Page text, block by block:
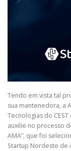
Tendo em vista tal
sua mantenedora, a
Tecnologias do
auxilie no processo
AMA”, que foi
Startup Nordeste de